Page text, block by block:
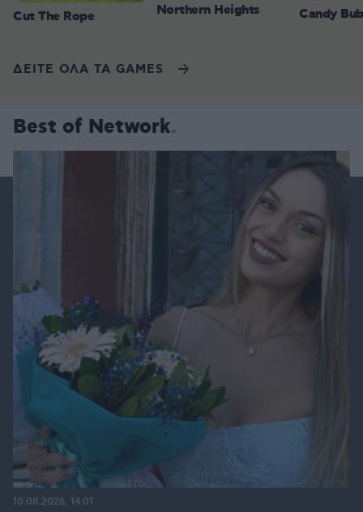
Cut The Rope Northern Heights Candy
ΔΕΙΤΕ ΟΛΑ ΤΑ GAMES
Best of Network
10.08.2026, 14:01